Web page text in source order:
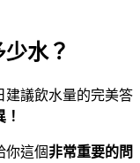
水？
建議飲水量的完美答
你這個非常重要的問